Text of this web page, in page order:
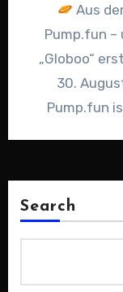
Aus
Pump.fun –
„Globoo“
30.
Pump.fun
Search